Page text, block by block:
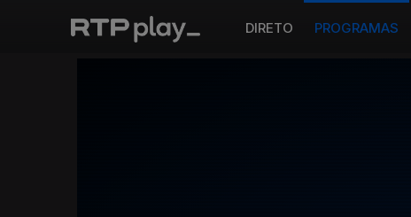
DIRETO PROGRAMAS